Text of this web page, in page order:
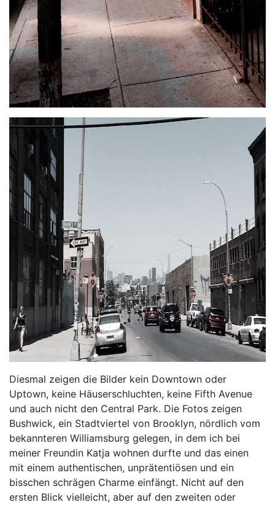
Diesmal zeigen die Bilder kein Downtown oder
Uptown, keine Häuserschluchten, keine Fifth Avenue
und auch nicht den Central Park. Die Fotos zeigen
Bushwick, ein Stadtviertel von Brooklyn, nördlich vom
bekannteren Williamsburg gelegen, in dem ich bei
meiner Freundin Katja wohnen durfte und das einen
mit einem authentischen, unprätentiösen und ein
bisschen schrägen Charme einfängt. Nicht auf den
ersten Blick vielleicht, aber auf den zweiten oder